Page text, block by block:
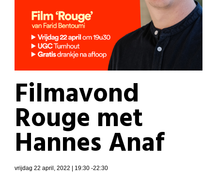
Filmavond
Rouge met
Hannes Anaf
vrijdag 22 april, 2022 | 19:30 -22:30